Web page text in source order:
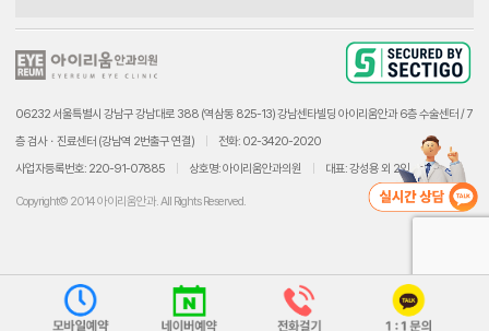
06232 서울특별시 강남구 강남대로 388 (역삼동 825-13) 강남센타빌딩 아이리움안과 6층 수술센터 / 7
층 검사ㆍ진료센터 (강남역 2번출구 연결)
전화: 02-3420-2020
사업자등록번호: 220-91-07885
상호명: 아이리움안과의원 대표: 강성용 외 2인
Copyright© 2014 아이리움안과. All Rights Reserved.